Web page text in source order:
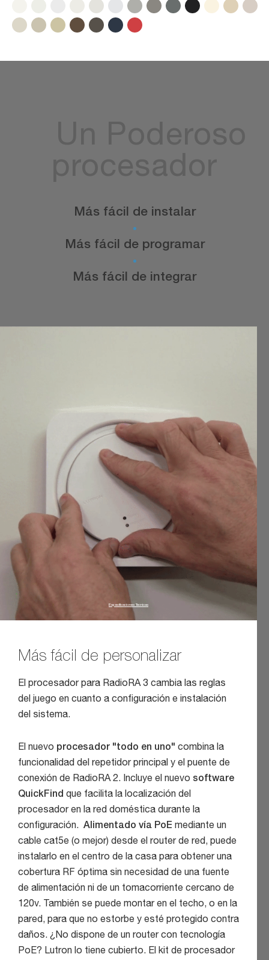
Más fácil de instalar
Más fácil de programar
Más fácil de integrar
Especificaciones Tecnicas
Más fácil de personalizar
El procesador para RadioRA 3 cambia las reglas
del juego en cuanto a configuración e instalación
del sistema.
El nuevo procesador "todo en uno" combina la
funcionalidad del repetidor principal y el puente de
conexión de RadioRA 2. Incluye el nuevo software
QuickFind que facilita la localización del
procesador en la red doméstica durante la
configuración. Alimentado vía PoE mediante un
cable cat5e (o mejor) desde el router de red, puede
instalarlo en el centro de la casa para obtener una
cobertura RF óptima sin necesidad de una fuente
de alimentación ni de un tomacorriente cercano de
120v. También se puede montar en el techo, o en la
pared, para que no estorbe y esté protegido contra
daños. ¿No dispone de un router con tecnología
PoE? Lutron lo tiene cubierto. El kit de procesador